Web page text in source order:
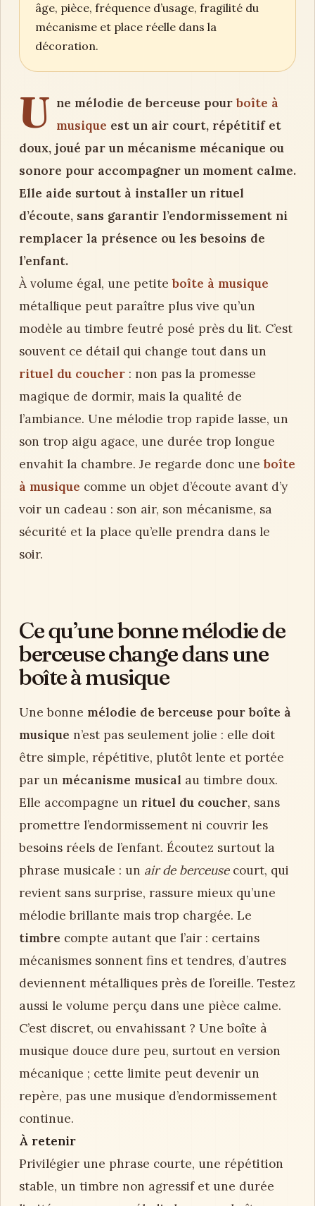
âge, pièce, fréquence d’usage, fragilité du
mécanisme et place réelle dans la
décoration.
U ne mélodie de berceuse pourboîte à
musique est un air court, répétitif et
doux, joué par un mécanisme mécanique ou
sonore pour accompagner un moment calme.
Elle aide surtout à installer un rituel
d’écoute, sans garantir l’endormissement ni
remplacer la présence ou les besoins de
l’enfant.
À volume égal, une petiteboîte à musique
métallique peut paraître plus vive qu’un
modèle au timbre feutré posé près du lit. C’est
souvent ce détail qui change tout dans un
rituel du coucher : non pas la promesse
magique de dormir, mais la qualité de
l’ambiance. Une mélodie trop rapide lasse, un
son trop aigu agace, une durée trop longue
envahit la chambre. Je regarde donc uneboîte
à musique comme un objet d’écoute avant d’y
voir un cadeau : son air, son mécanisme, sa
sécurité et la place qu’elle prendra dans le
soir.
Ce qu’une bonne mélodie de
berceuse change dans une
boîte à musique
Une bonne mélodie de berceuse pour boîte à
musique n’est pas seulement jolie : elle doit
être simple, répétitive, plutôt lente et portée
par un mécanisme musical au timbre doux.
Elle accompagne un rituel du coucher, sans
promettre l’endormissement ni couvrir les
besoins réels de l’enfant. Écoutez surtout la
phrase musicale : un air de berceusecourt, qui
revient sans surprise, rassure mieux qu’une
mélodie brillante mais trop chargée. Le
timbre compte autant que l’air : certains
mécanismes sonnent fins et tendres, d’autres
deviennent métalliques près de l’oreille. Testez
aussi le volume perçu dans une pièce calme.
C’est discret, ou envahissant ? Une boîte à
musique douce dure peu, surtout en version
mécanique ; cette limite peut devenir un
repère, pas une musique d’endormissement
continue.
À retenir
Privilégier une phrase courte, une répétition
stable, un timbre non agressif et une durée